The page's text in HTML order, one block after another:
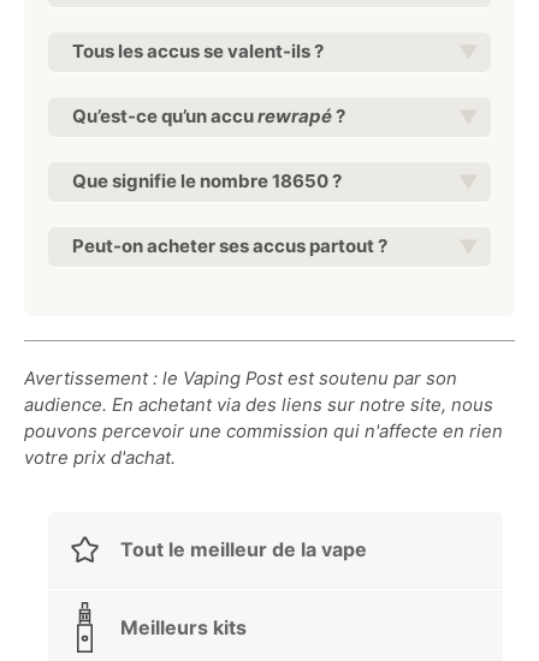
Tous les accus se valent-ils ?
Qu’est-ce qu’un accurewrapé?
Que signifie le nombre 18650 ?
Peut-on acheter ses accus partout ?
Avertissement : le Vaping Post est soutenu par son
audience. En achetant via des liens sur notre site, nous
pouvons percevoir une commission qui n'affecte en rien
votre prix d'achat.
Tout le meilleur de la vape
Meilleurs kits